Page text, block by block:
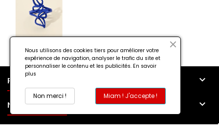
PRODUITS 
NOTRE SOCIÉTÉ 
Nous utilisons des cookies tiers pour améliorer votre
expérience de navigation, analyser le trafic du site et
personnaliser le contenu et les publicités. En savoir
plus
Miam ! J'accepte !
Non merci !